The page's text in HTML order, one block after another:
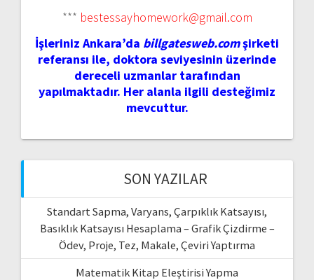
*** bestessayhomework@gmail.com
İşleriniz Ankara’da billgatesweb.comşirketi
referansı ile, doktora seviyesinin üzerinde
dereceli uzmanlar tarafından
yapılmaktadır. Her alanla ilgili desteğimiz
mevcuttur.
SON YAZILAR
Standart Sapma, Varyans, Çarpıklık Katsayısı,
Basıklık Katsayısı Hesaplama – Grafik Çizdirme –
Ödev, Proje, Tez, Makale, Çeviri Yaptırma
Matematik Kitap Eleştirisi Yapma